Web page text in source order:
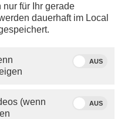
für Ihr gerade
dauerhaft im Local
AUS
(wenn
AUS